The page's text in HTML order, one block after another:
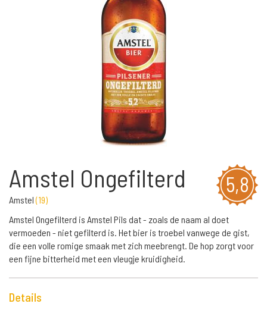
5,8
Amstel Ongefilterd
Amstel(19)
Amstel Ongefilterd is Amstel Pils dat - zoals de naam al doet
vermoeden - niet gefilterd is. Het bier is troebel vanwege de gist,
die een volle romige smaak met zich meebrengt. De hop zorgt voor
een fijne bitterheid met een vleugje kruidigheid.
Details